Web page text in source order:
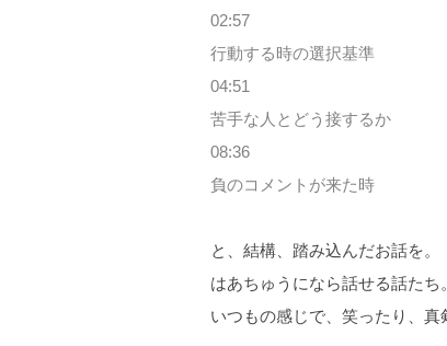
02:57
行動する時の選択基準
04:51
苦手な人とどう接するか
08:36
負のコメントが来た時
と、結構、踏み込んだお話を。
はあちゅうになら話せる話たち。
いつもの感じで、笑ったり、真